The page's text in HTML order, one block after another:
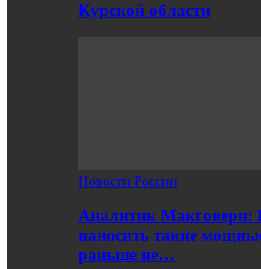
Курской области
Новости России
Аналитик Макговерн:
наносить такие
раньше не…